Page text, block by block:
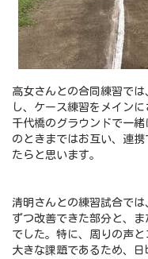
高女さんとの合同練習で
し、ケース練習をメイン
千代橋のグラウンドで一
のときまではお互い、連
たらと思います。
清明さんとの練習試合で
ずつ改善できた部分と、
でした。特に、周りの声
大きな課題であるため、